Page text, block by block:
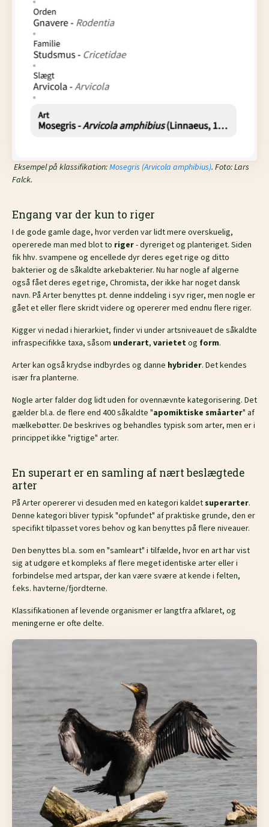
Eksempel på klassifikation:Mosegris (Arvicola amphibius). Foto: Lars
Falck.
Engang var der kun to riger
I de gode gamle dage, hvor verden var lidt mere overskuelig,
opererede man med blot to riger- dyreriget og planteriget. Siden
fik hhv. svampene og encellede dyr deres eget rige og ditto
bakterier og de såkaldte arkebakterier. Nu har nogle af algerne
også fået deres eget rige, Chromista, der ikke har noget dansk
navn. På Arter benyttes pt. denne inddeling i syv riger, men nogle er
gået et eller flere skridt videre og opererer med endnu flere riger.
Kigger vi nedad i hierarkiet, finder vi under artsniveauet de såkaldte
infraspecifikke taxa, såsom underart, varietetog form.
Arter kan også krydse indbyrdes og danne hybrider. Det kendes
især fra planterne.
Nogle arter falder dog lidt uden for ovennævnte kategorisering. Det
gælder bl.a. de flere end 400 såkaldte "apomiktiske småarter" af
mælkebøtter. De beskrives og behandles typisk som arter, men er i
princippet ikke "rigtige" arter.
En superart er en samling af nært beslægtede
arter
På Arter opererer vi desuden med en kategori kaldetsuperarter.
Denne kategori bliver typisk "opfundet" af praktiske grunde, den er
specifikt tilpasset vores behov og kan benyttes på flere niveauer.
Den benyttes bl.a. som en "samleart" i tilfælde, hvor en art har vist
sig at udgøre et kompleks af flere meget identiske arter eller i
forbindelse med artspar, der kan være svære at kende i felten,
f.eks. havterne/fjordterne.
Klassifikationen af levende organismer er langtfra afklaret, og
meningerne er ofte delte.